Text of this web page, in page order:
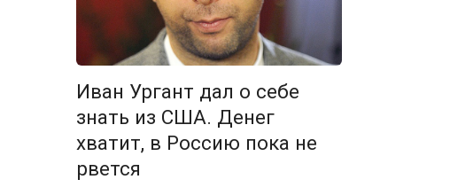
Иван Ургант дал о себе
знать из США. Денег
хватит, в Россию пока не
рвется